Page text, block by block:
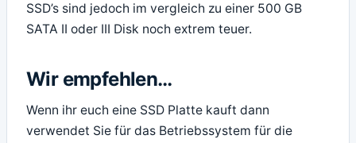
SSD’s sind jedoch im vergleich zu einer 500 GB
SATA II oder III Disk noch extrem teuer.
Wir empfehlen…
Wenn ihr euch eine SSD Platte kauft dann
verwendet Sie für das Betriebssystem für die